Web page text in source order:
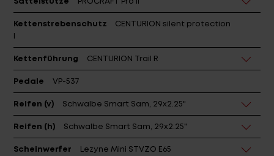
Kettenstrebenschutz
CENTURION silent protection
Kettenführung CENTURION Trail R
Pedale VP-537
Reifen (v) Schwalbe Smart Sam, 29x2.25"
Reifen (h) Schwalbe Smart Sam, 29x2.25"
Scheinwerfer Lezyne Mini STVZO E65